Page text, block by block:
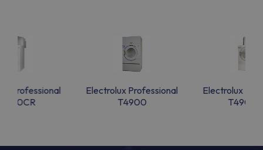
Professional
Electrolux Professional
T4900
Electrolux